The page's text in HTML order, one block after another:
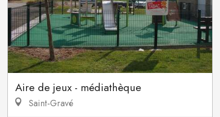
Aire de jeux - médiathèque
Saint-Gravé